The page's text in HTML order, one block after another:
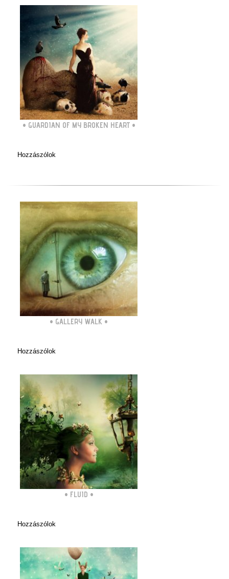
• GUARDIAN OF MY BROKEN HEART•
Hozzászólok
• GALLERY WALK •
Hozzászólok
• FLUID •
Hozzászólok